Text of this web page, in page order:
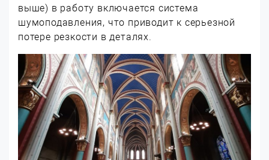
выше) в работу включается система
шумоподавления, что приводит к серьезной
потере резкости в деталях.